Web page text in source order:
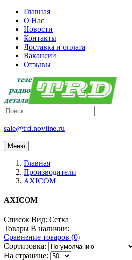
Главная
О Нас
Новости
Контакты
Доставка и оплата
Вакансии
Отзывы
sale@trd.novline.ru
Меню
Главная
Производители
AXICOM
AXICOM
Список Вид: Сетка
Товары В наличии:
Сравнение товаров (0)
Сортировка:
На странице: